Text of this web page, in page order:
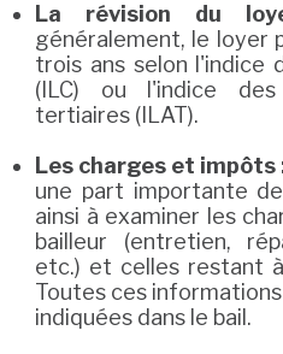
La révision du
généralement, le loyer
trois ans selon l'indice
(ILC) ou l'indice
tertiaires (ILAT).
Les charges et impôts
une part importante
ainsi à examiner les
bailleur (entretien,
etc.) et celles restant
Toutes ces
indiquées dans le bail.